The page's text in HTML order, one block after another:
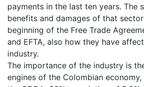
payments in the last ten years. The
benefits and damages of that
beginning of the Free Trade
and EFTA, also how they have
industry.
The importance of the industry is
engines of the Colombian